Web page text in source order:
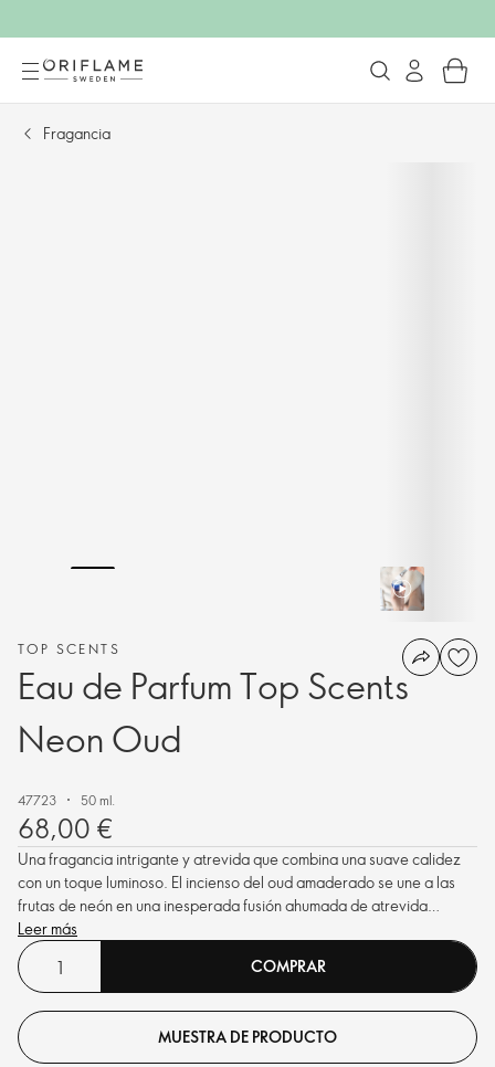
Fragancia
TOP SCENTS
Eau de Parfum Top Scents
Neon Oud
47723 50 ml.
68,00 €
Una fragancia intrigante y atrevida que combina una suave calidez
con un toque luminoso. El incienso del oud amaderado se une a las
frutas de neón en una inesperada fusión ahumada de atrevida
energía.
Leer más
COMPRAR
MUESTRA DE PRODUCTO